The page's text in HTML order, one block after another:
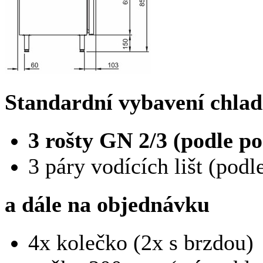
Standardní vybavení
3 rošty GN 2/3 (podle
3 páry vodících lišt
a dále na objednávku
4x kolečko (2x s brzdou)